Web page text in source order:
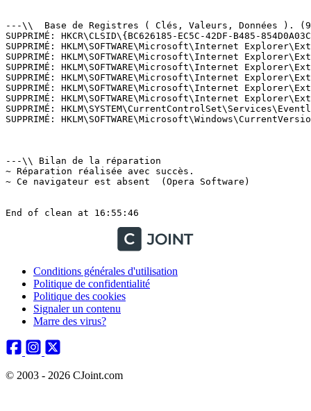
---\\  Base de Registres ( Clés, Valeurs, Données ).
SUPPRIMÉ: HKCR\CLSID\{BC626185-EC5C-42DF-B485-
SUPPRIMÉ: HKLM\SOFTWARE\Microsoft\Internet
SUPPRIMÉ: HKLM\SOFTWARE\Microsoft\Internet
SUPPRIMÉ: HKLM\SOFTWARE\Microsoft\Internet
SUPPRIMÉ: HKLM\SOFTWARE\Microsoft\Internet
SUPPRIMÉ: HKLM\SOFTWARE\Microsoft\Internet
SUPPRIMÉ: HKLM\SOFTWARE\Microsoft\Internet
SUPPRIMÉ:
SUPPRIMÉ:
---\\ Bilan de la réparation
~ Réparation réalisée avec succès.
~ Ce navigateur est absent  (Opera Software)
Conditions générales d'utilisation
Politique de confidentialité
Politique des cookies
Signaler un contenu
Marre des virus?
© 2003 - 2026 CJoint.com